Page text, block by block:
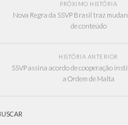
PRÓXIMO HISTÓRIA
Nova Regra da SSVP Brasil traz
de conteúdo
HISTÓRIA ANTERIOR
SSVP assina acordo de cooperação
a Ordem de Malta